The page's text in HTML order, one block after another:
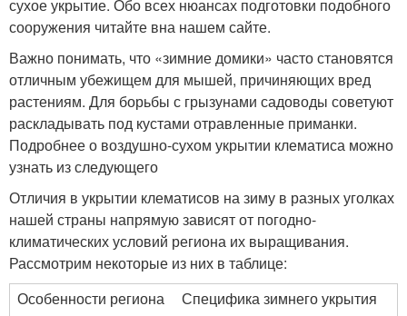
сухое укрытие. Обо всех нюансах подготовки подобного
сооружения читайте вна нашем сайте.
Важно понимать, что «зимние домики» часто становятся
отличным убежищем для мышей, причиняющих вред
растениям. Для борьбы с грызунами садоводы советуют
раскладывать под кустами отравленные приманки.
Подробнее о воздушно-сухом укрытии клематиса можно
узнать из следующего
Отличия в укрытии клематисов на зиму в разных уголках
нашей страны напрямую зависят от погодно-
климатических условий региона их выращивания.
Рассмотрим некоторые из них в таблице:
Особенности региона
Специфика зимнего укрытия